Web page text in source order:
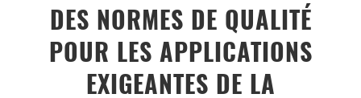
DES NORMES DE QUALITÉ
POUR LES APPLICATIONS
EXIGEANTES DE LA